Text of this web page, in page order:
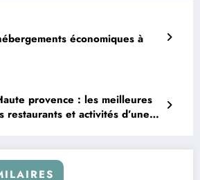
économiques à
provence : les meilleures
restaurants et activités d’une